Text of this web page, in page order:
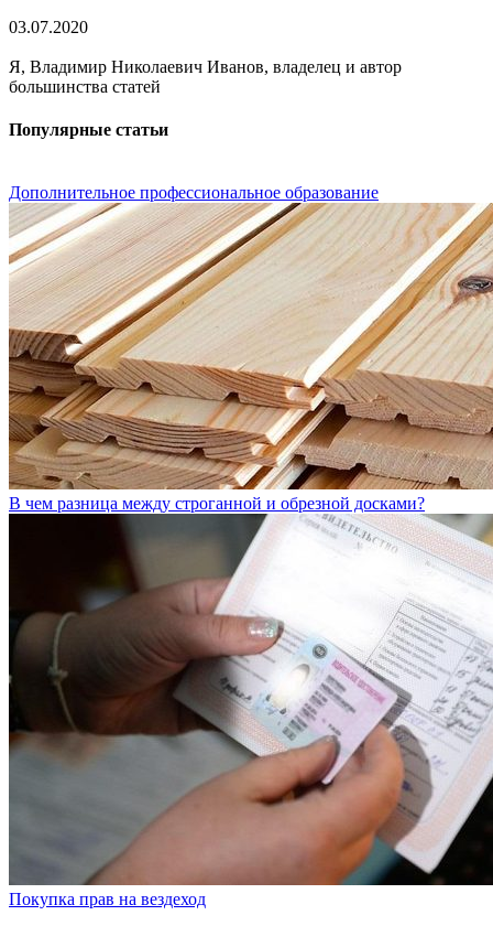
03.07.2020
Я, Владимир Николаевич Иванов, владелец и автор
большинства статей
Популярные статьи
Дополнительное профессиональное образование
В чем разница между строганной и обрезной досками?
Покупка прав на вездеход